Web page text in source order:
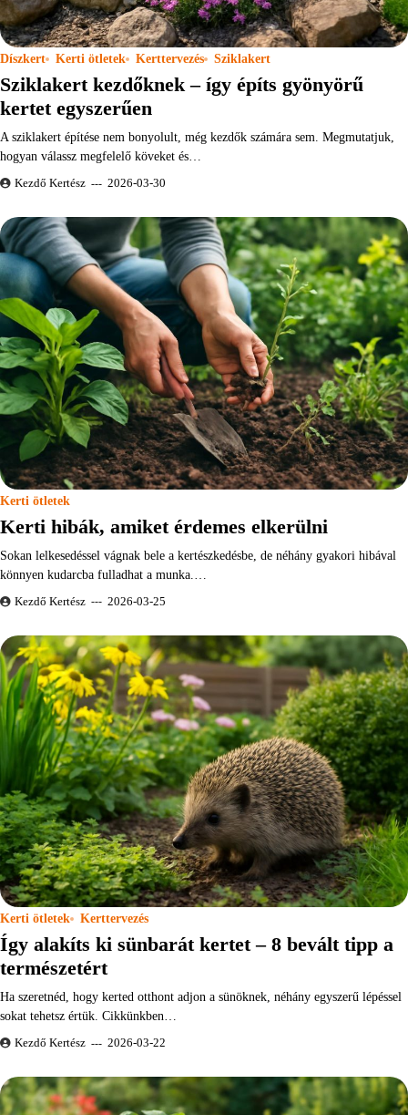
Díszkert Kerti ötletek Kerttervezés Sziklakert
Sziklakert kezdőknek – így építs gyönyörű
kertet egyszerűen
A sziklakert építése nem bonyolult, még kezdők számára sem. Megmutatjuk,
hogyan válassz megfelelő köveket és…
Kezdő Kertész 2026-03-30
Kerti ötletek
Kerti hibák, amiket érdemes elkerülni
Sokan lelkesedéssel vágnak bele a kertészkedésbe, de néhány gyakori hibával
könnyen kudarcba fulladhat a munka.…
Kezdő Kertész 2026-03-25
Kerti ötletek Kerttervezés
Így alakíts ki sünbarát kertet – 8 bevált tipp a
természetért
Ha szeretnéd, hogy kerted otthont adjon a sünöknek, néhány egyszerű lépéssel
sokat tehetsz értük. Cikkünkben…
Kezdő Kertész 2026-03-22